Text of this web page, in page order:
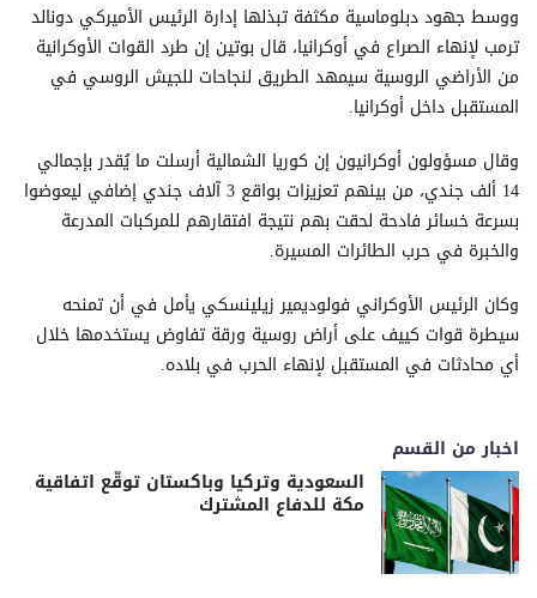
ووسط جهود دبلوماسية مكثفة تبذلها إدارة الرئيس الأميركي دونالد
ترمب لإنهاء الصراع في أوكرانيا، قال بوتين إن طرد القوات الأوكرانية
من الأراضي الروسية سيمهد الطريق لنجاحات للجيش الروسي في
المستقبل داخل أوكرانيا.
وقال مسؤولون أوكرانيون إن كوريا الشمالية أرسلت ما يُقدر بإجمالي
14 ألف جندي، من بينهم تعزيزات بواقع 3 آلاف جندي إضافي ليعوضوا
بسرعة خسائر فادحة لحقت بهم نتيجة افتقارهم للمركبات المدرعة
والخبرة في حرب الطائرات المسيرة.
وكان الرئيس الأوكراني فولوديمير زيلينسكي يأمل في أن تمنحه
سيطرة قوات كييف على أراض روسية ورقة تفاوض يستخدمها خلال
أي محادثات في المستقبل لإنهاء الحرب في بلاده.
اخبار من القسم
السعودية وتركيا وباكستان توقّع اتفاقية
مكة للدفاع المشترك